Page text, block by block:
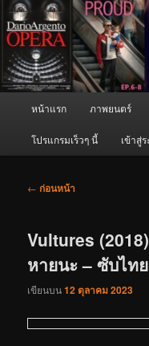
หน้าแรก ภาพยนตร์
โปรแกรมเร็วๆ นี้ เข้าสู่
เมนู
← ก่อนหน้า
Vultures
หายนะ – ซับไท
เขียนบน12 ตุลาคม 2023